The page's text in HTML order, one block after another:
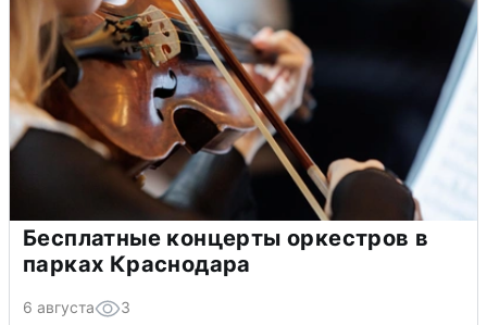
Бесплатные концерты оркестров в
парках Краснодара
6 августа 3